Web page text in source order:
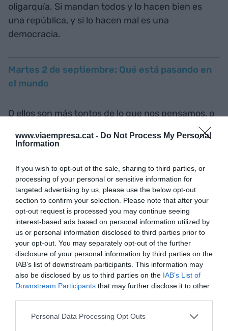
www.viaempresa.cat - Do Not Process My Personal
Information
If you wish to opt-out of the sale, sharing to third parties, or
processing of your personal or sensitive information for
targeted advertising by us, please use the below opt-out
section to confirm your selection. Please note that after your
opt-out request is processed you may continue seeing
interest-based ads based on personal information utilized by
us or personal information disclosed to third parties prior to
your opt-out. You may separately opt-out of the further
disclosure of your personal information by third parties on the
IAB’s list of downstream participants. This information may
also be disclosed by us to third parties on the IAB’s List of
Downstream Participants that may further disclose it to other
Personal Data Processing Opt Outs
oligarquía. Si mandan todos y lo hacen bien es
una república, y si lo hacen mal es una
democracia.
Martes 2 de septiembre: Qué está pasando en
el mundo
O ellos son más tontos de lo que nos pensamos, o
pensamos. La única certeza es que cuesta
Lunes 1 de septiembre: El futuro de los coches
en las ciudades
Ir solo en tu coche por la ciudad será tan
incomprensible como ahora lo es fumar en los
pasillos de un hospital.